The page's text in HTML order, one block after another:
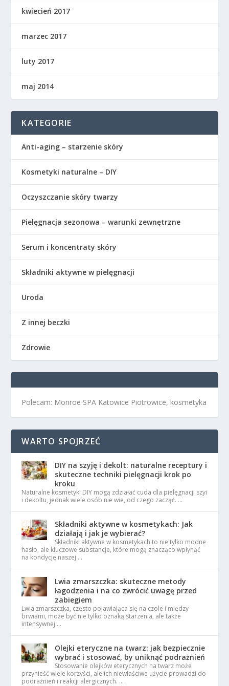
kwiecień 2017
marzec 2017
luty 2017
maj 2014
KATEGORIE
Anti-aging – starzenie skóry
Kosmetyki naturalne – DIY
Oczyszczanie skóry twarzy
Pielęgnacja sezonowa – warunki zewnętrzne
Serum i koncentraty skóry
Składniki aktywne w pielęgnacji
Uroda
Z innej beczki
Zdrowie
Polecam: Monroe SPA Katowice Piotrowice, kosmetyka
WARTO SPOJRZEĆ
DIY na szyję i dekolt: naturalne receptury i
skuteczne techniki pielęgnacji krok po
kroku
Naturalne kosmetyki DIY mogą zdziałać cuda dla pielęgnacji szyi
i dekoltu, jednak wiele osób nie wie, od czego zacząć. …
Składniki aktywne w kosmetykach: Jak
działają i jak je wybierać?
Składniki aktywne w kosmetykach to nie tylko modne
hasło, ale kluczowe substancje, które mogą znacząco wpłynąć
na kondycję naszej …
Lwia zmarszczka: skuteczne metody
łagodzenia i na co zwrócić uwagę przed
zabiegiem
Lwia zmarszczka, często pojawiająca się na czole i między
brwiami, może być nie tylko oznaką starzenia, ale także
intensywnej …
Olejki eteryczne na twarz: jak bezpiecznie
wybrać i stosować, by uniknąć podrażnień
Stosowanie olejków eterycznych na twarz może
przynieść wiele korzyści, ale ich niewłaściwe użycie prowadzi do
podrażnień i reakcji alergicznych. …